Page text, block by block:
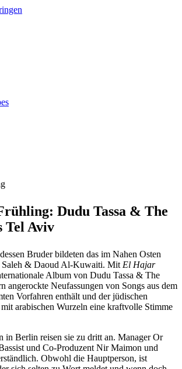
Dudu Tassa & The
Tel Aviv
Bruder bildeten das im Nahen Osten
Saleh & Daoud Al-Kuwaiti. Mit El Hajar
Album von Dudu Tassa & The
angerockte Neufassungen von Songs aus dem
Vorfahren enthält und der jüdischen
arabischen Wurzeln eine kraftvolle Stimme
in Berlin reisen sie zu dritt an. Manager Or
und Co-Produzent Nir Maimon und
Obwohl die Hauptperson, ist